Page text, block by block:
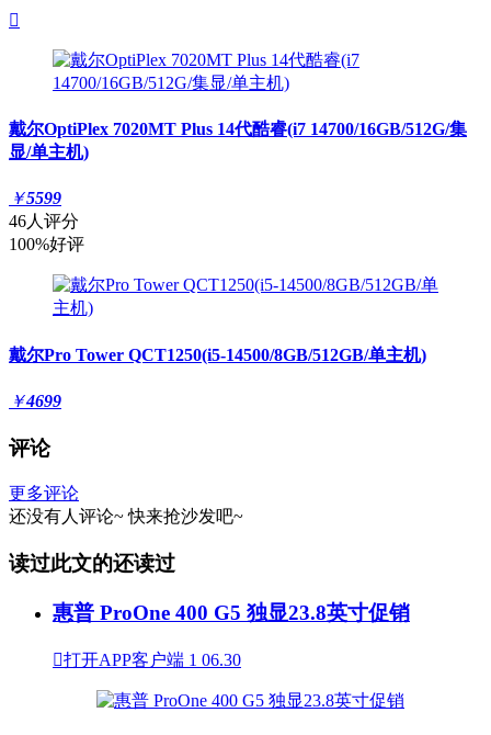

戴尔OptiPlex 7020MT Plus 14代酷睿(i7 14700/16GB/512G/集
显/单主机)
￥5599
46人评分
100%好评
戴尔Pro Tower QCT1250(i5-14500/8GB/512GB/单主机)
￥4699
评论
更多评论
还没有人评论~ 快来抢沙发吧~
读过此文的还读过
惠普 ProOne 400 G5 独显23.8英寸促销
打开APP客户端 1 06.30